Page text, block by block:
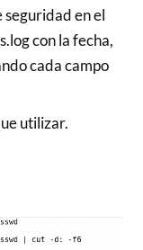
en el
con la fecha,
cada campo
utilizar.